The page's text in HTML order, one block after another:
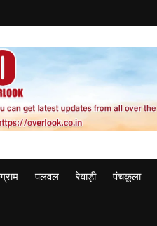
पलवल रेवाड़ी पंचकूला